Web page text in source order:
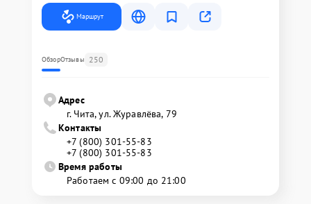
Маршрут
ОбзорОтзывы 250
Адрес
г. Чита, ул. Журавлёва, 79
Контакты
+7 (800) 301-55-83
+7 (800) 301-55-83
Время работы
Работаем с 09:00 до 21:00